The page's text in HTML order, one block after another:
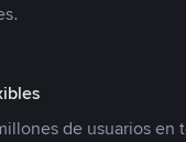
de usuarios